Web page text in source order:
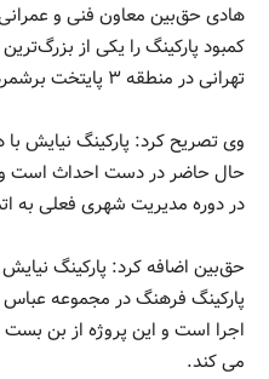
هادی حق‌بین معاون فنی و
کمبود پارکینگ را یکی از
تهرانی در منطقه ۳ پایتخت برشمرد.
وی تصریح کرد: پارکینگ نیایش
حال حاضر در دست احداث است و
در دوره مدیریت شهری فعلی به
پارکینگ فرهنگ در مجموعه
می کند.